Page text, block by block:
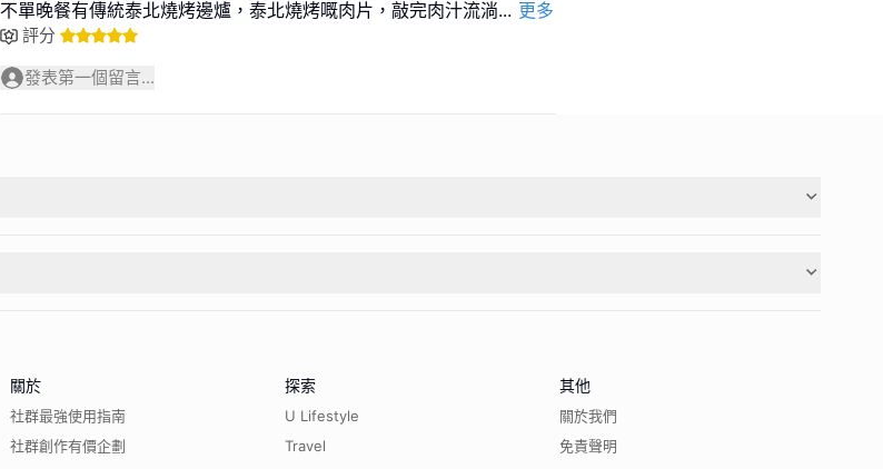
不單晚餐有傳統泰北燒烤邊爐，泰北燒烤嘅肉片，敲完肉汁流淌... 更多
評分
發表第一個留言...
關於
社群最強使用指南
社群創作有價企劃
探索
U Lifestyle
Travel
其他
關於我們
免責聲明